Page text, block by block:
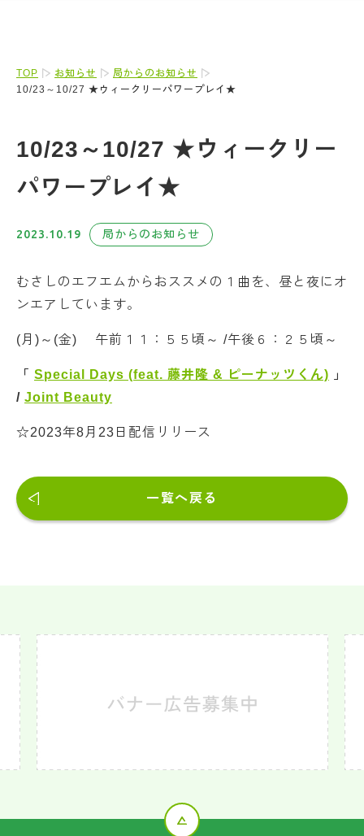
TOP お知らせ
局からのお知らせ
10/23～10/27 ★ウィークリーパワープレイ★
10/23～10/27 ★ウィークリー
パワープレイ★
2023.10.19 局からのお知らせ
むさしのエフエムからおススメの１曲を、昼と夜にオ
ンエアしています。
(月)～(金) 午前１１：５５頃～ /午後６：２５頃～
「 Special Days (feat. 藤井隆 & ピーナッツくん) 」
/ Joint Beauty
☆2023年8月23日配信リリース
一覧へ戻る